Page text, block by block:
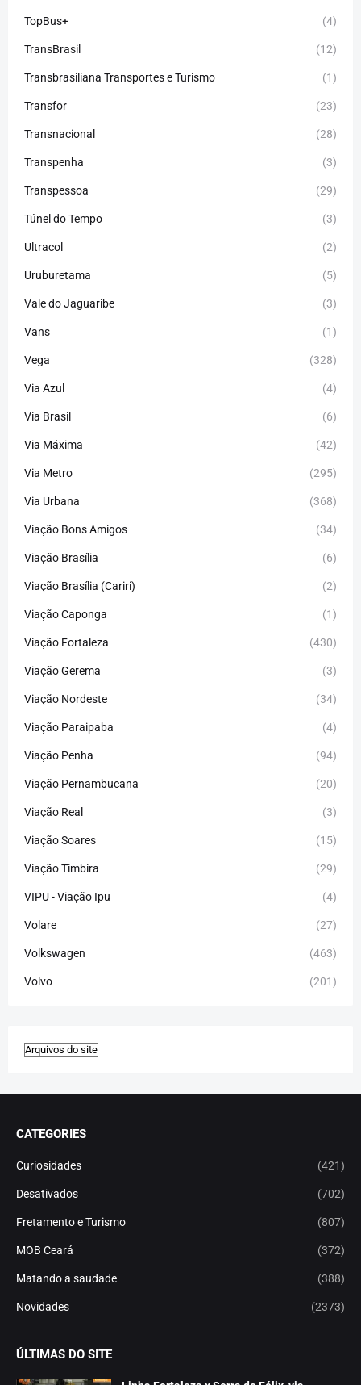
TopBus+ (4)
TransBrasil (12)
Transbrasiliana Transportes e Turismo (1)
Transfor (23)
Transnacional (28)
Transpenha (3)
Transpessoa (29)
Túnel do Tempo (3)
Ultracol (2)
Uruburetama (5)
Vale do Jaguaribe (3)
Vans (1)
Vega (328)
Via Azul (4)
Via Brasil (6)
Via Máxima (42)
Via Metro (295)
Via Urbana (368)
Viação Bons Amigos (34)
Viação Brasília (6)
Viação Brasília (Cariri) (2)
Viação Caponga (1)
Viação Fortaleza (430)
Viação Gerema (3)
Viação Nordeste (34)
Viação Paraipaba (4)
Viação Penha (94)
Viação Pernambucana (20)
Viação Real (3)
Viação Soares (15)
Viação Timbira (29)
VIPU - Viação Ipu (4)
Volare (27)
Volkswagen (463)
Volvo (201)
CATEGORIES
Curiosidades (421)
Desativados (702)
Fretamento e Turismo (807)
MOB Ceará (372)
Matando a saudade (388)
Novidades (2373)
ÚLTIMAS DO SITE